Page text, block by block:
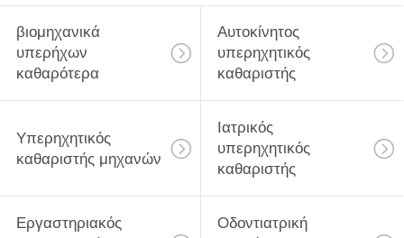
βιομηχανικά
υπερήχων
καθαρότερα
Αυτοκίνητος
υπερηχητικός
καθαριστής
Υπερηχητικός
καθαριστής μηχανών
Ιατρικός
υπερηχητικός
καθαριστής
Εργαστηριακός
Οδοντιατρική